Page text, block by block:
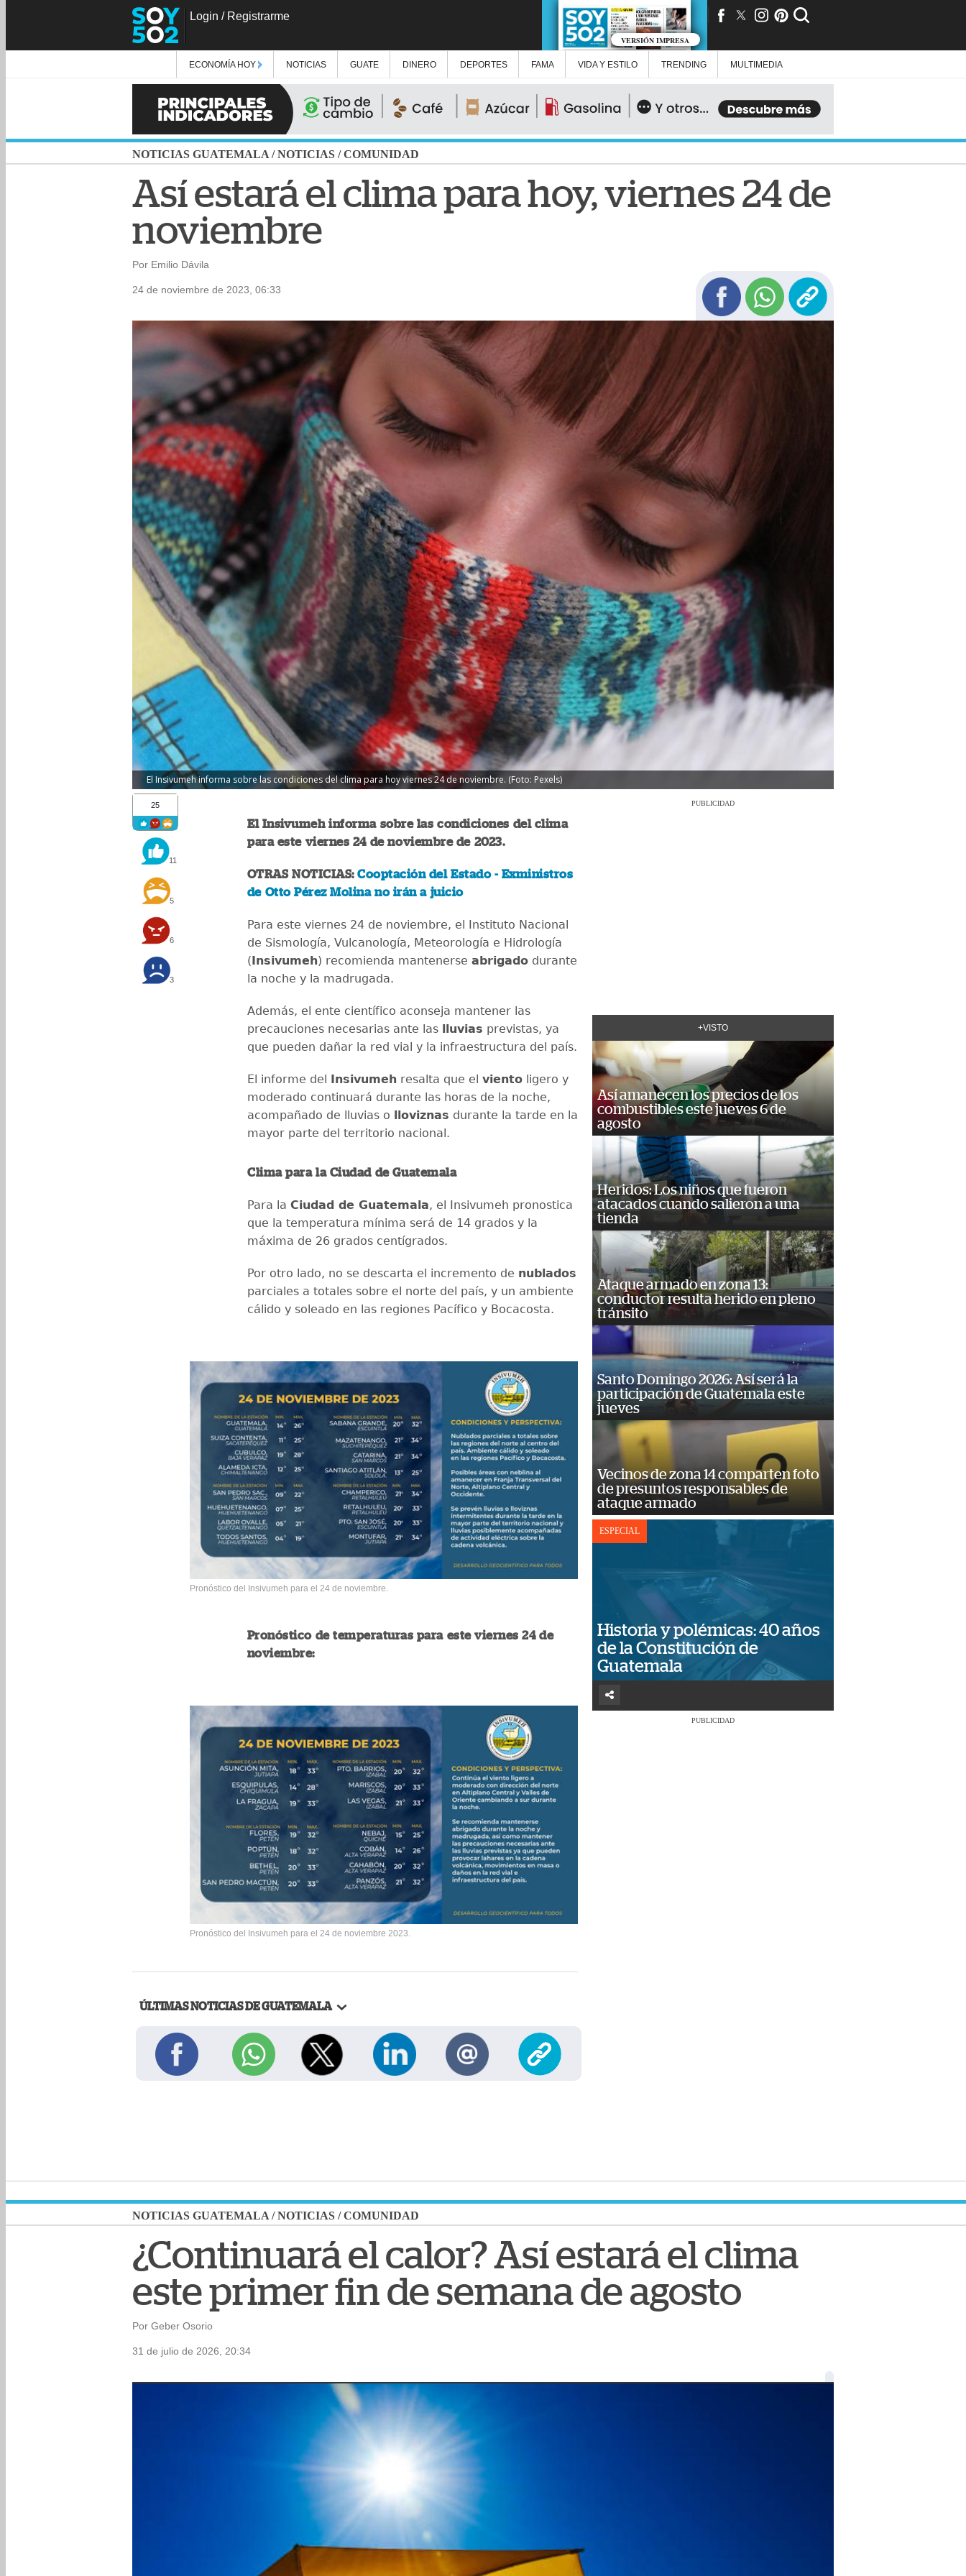
Login / Registrarme
VERSIÓN IMPRESA
ECONOMÍA HOY NOTICIAS GUATE DINERO DEPORTES FAMA VIDA Y ESTILO TRENDING MULTIMEDIA
NOTICIAS GUATEMALA /NOTICIAS /COMUNIDAD
Así estará el clima para hoy, viernes 24 de
noviembre
Por Emilio Dávila
24 de noviembre de 2023, 06:33
El Insivumeh informa sobre las condiciones del clima para hoy viernes 24 de noviembre. (Foto: Pexels)
25
11
5
6
3
El Insivumeh informa sobre las condiciones del clima
para este viernes 24 de noviembre de 2023.
OTRAS NOTICIAS:Cooptación del Estado - Exministros
de Otto Pérez Molina no irán a juicio
Para este viernes 24 de noviembre, el Instituto Nacional
de Sismología, Vulcanología, Meteorología e Hidrología
(Insivumeh) recomienda mantenerse abrigado durante
la noche y la madrugada.
Además, el ente científico aconseja mantener las
precauciones necesarias ante las lluvias previstas, ya
que pueden dañar la red vial y la infraestructura del país.
El informe del Insivumeh resalta que el viento ligero y
moderado continuará durante las horas de la noche,
acompañado de lluvias o lloviznas durante la tarde en la
mayor parte del territorio nacional.
Clima para la Ciudad de Guatemala
Para la Ciudad de Guatemala, el Insivumeh pronostica
que la temperatura mínima será de 14 grados y la
máxima de 26 grados centígrados.
Por otro lado, no se descarta el incremento de nublados
parciales a totales sobre el norte del país, y un ambiente
cálido y soleado en las regiones Pacífico y Bocacosta.
Pronóstico del Insivumeh para el 24 de noviembre.
Pronóstico de temperaturas para este viernes 24 de
noviembre:
Pronóstico del Insivumeh para el 24 de noviembre 2023.
ÚLTIMAS NOTICIAS DE GUATEMALA
PUBLICIDAD
+VISTO
Así amanecen los precios de los
combustibles este jueves 6 de
agosto
Heridos: Los niños que fueron
atacados cuando salieron a una
tienda
Ataque armado en zona 13:
conductor resulta herido en pleno
tránsito
Santo Domingo 2026: Así será la
participación de Guatemala este
jueves
Vecinos de zona 14 comparten foto
de presuntos responsables de
ataque armado
ESPECIAL
Historia y polémicas: 40 años
de la Constitución de
Guatemala
PUBLICIDAD
NOTICIAS GUATEMALA /NOTICIAS /COMUNIDAD
¿Continuará el calor? Así estará el clima
este primer fin de semana de agosto
Por Geber Osorio
31 de julio de 2026, 20:34